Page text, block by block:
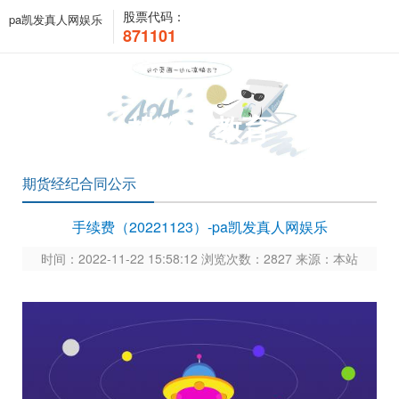
pa凯发真人网娱乐 股票代码：
871101
投资者教育
期货经纪合同公示
手续费（20221123）-pa凯发真人网娱乐
时间：2022-11-22 15:58:12 浏览次数：2827 来源：本站